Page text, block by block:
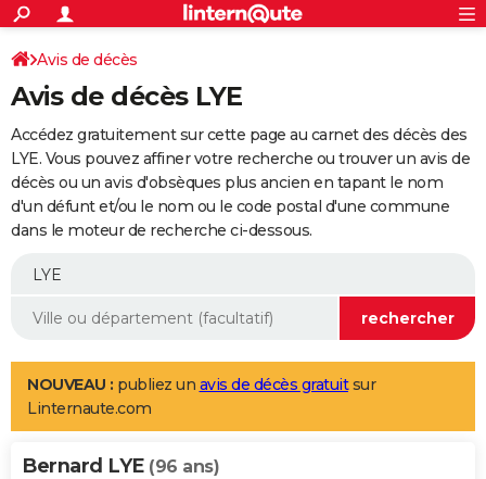
ACTUALITÉS
Politique
Société
Faits Divers
Education
Monde
Villes
+
SPORT
Coupe du monde 2026
Football
Tennis
Cyclisme
Rugby
Forum
Programme TV
TNT
Streaming
Cinéma
Sorties cinéma
Musique
+FINANCE
Retraite
Impôts
Epargne
Immobilier
Risques naturels par ville
Banque
Assurance
Crédit
AUTO
Essais
Réserver un essai
Citadines
Berlines
SUV
Forum auto
+
Mobiles
Meilleur smartphone
Internet
Ordinateurs
Jeux vidéo
Guide high-tech
Aménagement intérieur
LIFESTYLE
Art de vivre
Bien-être
Loisirs
Mode
Modes de vie
Alimentation
Guide de la santé
Maladies
Médicaments
Sommeil
VOYAGE
Avis de décès
Avis de décès LYE
Accédez gratuitement sur cette page au carnet des décès des
LYE. Vous pouvez affiner votre recherche ou trouver un avis de
décès ou un avis d'obsèques plus ancien en tapant le nom
d'un défunt et/ou le nom ou le code postal d'une commune
dans le moteur de recherche ci-dessous.
NOUVEAU : publiez un avis de décès gratuitsur
Linternaute.com
Bernard LYE (96 ans)